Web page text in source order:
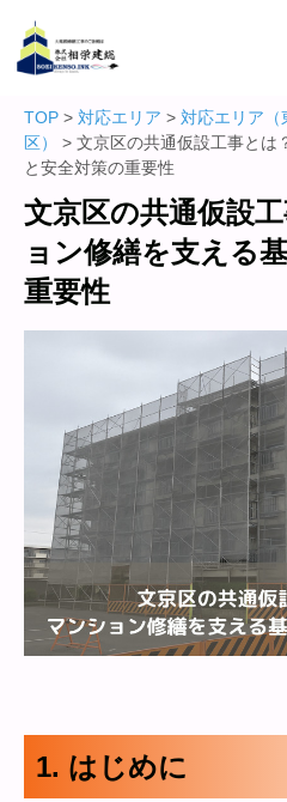
TOP > 対応エリア > 対応エリア（
区）
> 文京区の共通仮設工事とは
と安全対策の重要性
文京区の共通仮設
ョン修繕を支える
重要性
1. はじめに